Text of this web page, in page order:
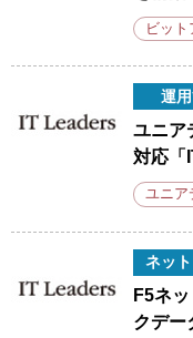
ビッ
運
ユニア
対応「
ユニア
ネッ
F5ネ
クデー